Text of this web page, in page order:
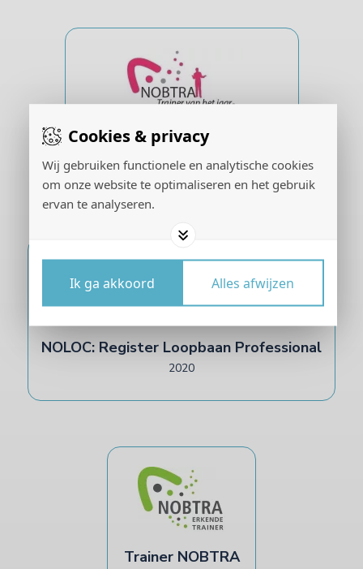
Cookies & privacy
Wij gebruiken functionele en analytische cookies
om onze website te optimaliseren en het gebruik
ervan te analyseren.
Ik ga akkoord Alles afwijzen
NOBTRA: Trainer van het Jaar
2012
NOLOC: Register Loopbaan Professional
2020
Trainer NOBTRA